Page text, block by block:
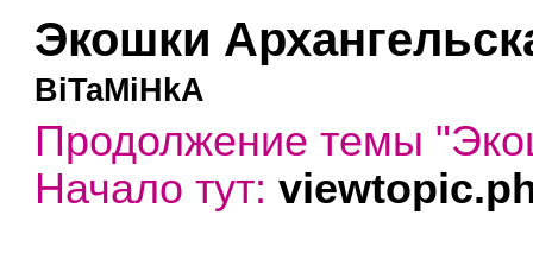
Экошки
BiTaMiHkA
Продолжение темы
Начало тут: